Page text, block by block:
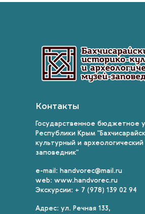
Контакты
Государственное бюджетное
Республики Крым
культурный и
заповедник"
e-mail: handvorec@mail.ru
web: www.handvorec.ru
Экскурсии: + 7 (978) 139 02 94
Адрес: ул. Речная 133,